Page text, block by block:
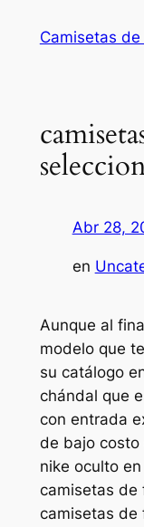
Camisetas
Abr 28,
en
Aunque al
modelo que
su catálogo
chándal que
con entrada
de bajo
nike oculto
camisetas de
camisetas de